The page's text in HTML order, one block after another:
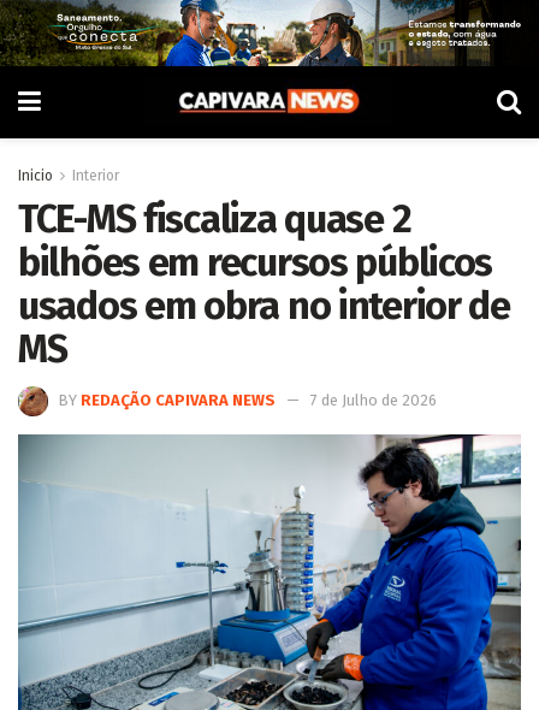
Inicio Interior
TCE-MS fiscaliza quase 2
bilhões em recursos públicos
usados em obra no interior de
MS
BY REDAÇÃO CAPIVARA NEWS 7 de Julho de 2026